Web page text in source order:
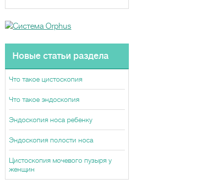
Новые статьи раздела
Что такое цистоскопия
Что такое эндоскопия
Эндоскопия носа ребенку
Эндоскопия полости носа
Цистоскопия мочевого пузыря у
женщин